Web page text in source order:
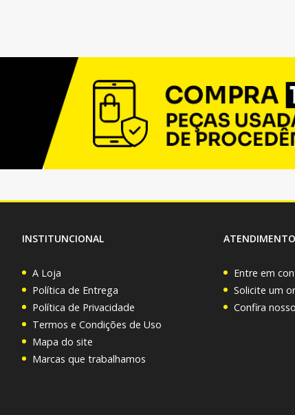
INSTITUNCIONAL
A Loja
Política de Entrega
Política de Privacidade
Termos e Condições de Uso
Mapa do site
Marcas que trabalhamos
ATENDIMENTO
Entre em
Solicite um
Confira